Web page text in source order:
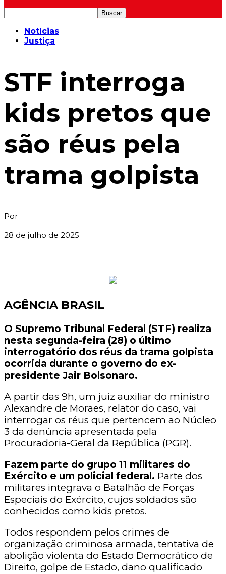
Notícias
Justiça
STF interroga
kids pretos que
são réus pela
trama golpista
Por
-
28 de julho de 2025
AGÊNCIA BRASIL
O Supremo Tribunal Federal (STF) realiza
nesta segunda-feira (28) o último
interrogatório dos réus da trama golpista
ocorrida durante o governo do ex-
presidente Jair Bolsonaro.
A partir das 9h, um juiz auxiliar do ministro
Alexandre de Moraes, relator do caso, vai
interrogar os réus que pertencem ao Núcleo
3 da denúncia apresentada pela
Procuradoria-Geral da República (PGR).
Fazem parte do grupo 11 militares do
Exército e um policial federal. Parte dos
militares integrava o Batalhão de Forças
Especiais do Exército, cujos soldados são
conhecidos como kids pretos.
Todos respondem pelos crimes de
organização criminosa armada, tentativa de
abolição violenta do Estado Democrático de
Direito, golpe de Estado, dano qualificado